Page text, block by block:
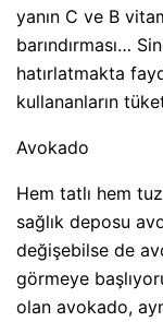
yanın C ve B
barındırması…
hatırlatmakta
kullananların
Avokado
Hem tatlı hem
sağlık deposu
değişebilse de
görmeye
olan avokado,